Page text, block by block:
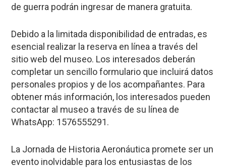
de guerra podrán ingresar de manera gratuita.
Debido a la limitada disponibilidad de entradas, es
esencial realizar la reserva en línea a través del
sitio web del museo. Los interesados deberán
completar un sencillo formulario que incluirá datos
personales propios y de los acompañantes. Para
obtener más información, los interesados pueden
contactar al museo a través de su línea de
WhatsApp: 1576555291.
La Jornada de Historia Aeronáutica promete ser un
evento inolvidable para los entusiastas de los